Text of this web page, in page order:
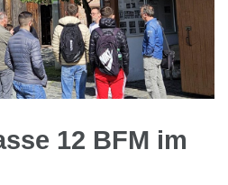
12 BFM im